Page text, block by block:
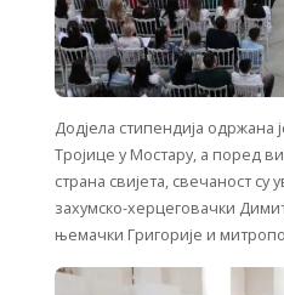
Додјела стипендија одржана
Тројице у Мостару, а поред
страна свијета, свечаност
захумско-херцеговачки
њемачки Григорије и